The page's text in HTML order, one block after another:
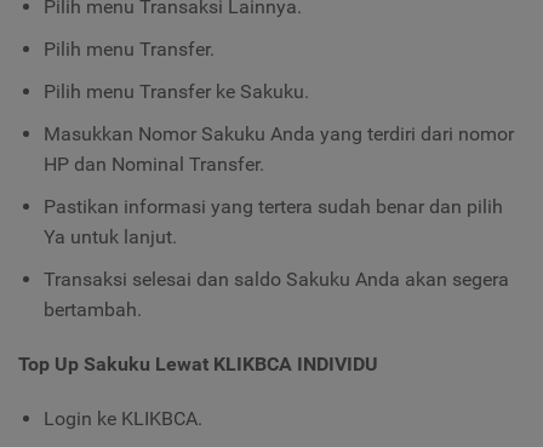
Pilih menu Transaksi Lainnya.
Pilih menu Transfer.
Pilih menu Transfer ke Sakuku.
Masukkan Nomor Sakuku Anda yang terdiri dari nomor
HP dan Nominal Transfer.
Pastikan informasi yang tertera sudah benar dan pilih
Ya untuk lanjut.
Transaksi selesai dan saldo Sakuku Anda akan segera
bertambah.
Top Up Sakuku Lewat KLIKBCA INDIVIDU
Login ke KLIKBCA.